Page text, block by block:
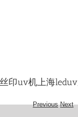
印uv机上海
Previous Next